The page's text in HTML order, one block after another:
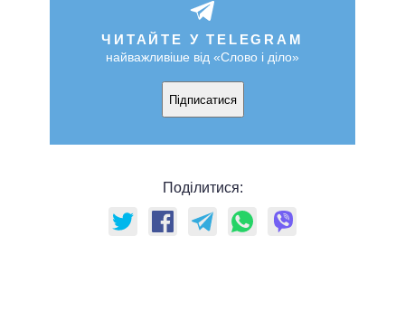
ЧИТАЙТЕ У TELEGRAM
найважливіше від «Слово і діло»
Підписатися
Поділитися: